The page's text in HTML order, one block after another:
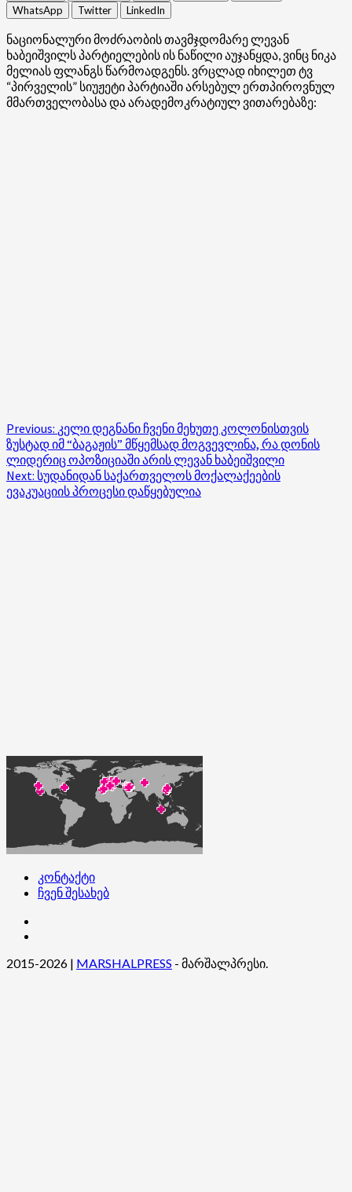
WhatsApp
Twitter LinkedIn
ნაციონალური მოძრაობის თავმჯდომარე ლევან
ხაბეიშვილს პარტიელების ის ნაწილი აუჯანყდა, ვინც ნიკა
მელიას ფლანგს წარმოადგენს. ვრცლად იხილეთ ტვ
“პირველის” სიუჟეტი პარტიაში არსებულ ერთპიროვნულ
მმართველობასა და არადემოკრატიულ ვითარებაზე:
Post
navigation
Previous: კელი დეგნანი ჩვენი მეხუთე კოლონისთვის
ზუსტად იმ “ბაგაჟის” მწყემსად მოგვევლინა, რა დონის
ლიდერიც ოპოზიციაში არის ლევან ხაბეიშვილი
Next: სუდანიდან საქართველოს მოქალაქეების
ევაკუაციის პროცესი დაწყებულია
კონტაქტი
ჩვენ შესახებ
2015-2026 | MARSHALPRESS - მარშალპრესი.